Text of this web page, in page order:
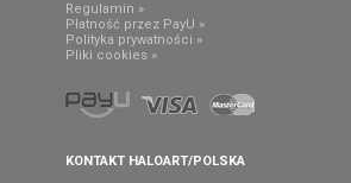
Regulamin »
Płatność przez PayU »
Polityka prywatności »
Pliki cookies »
KONTAKT HALOART/POLSKA